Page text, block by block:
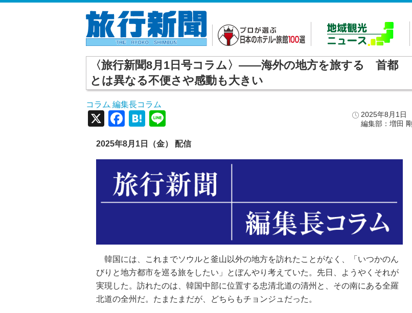
〈旅行新聞8月1日号コラム〉――海外の地方を旅する 首都
とは異なる不便さや感動も大きい
コラム ,編集長コラム
2025年8月1日
編集部：増田 剛
X Facebook
Hatena
2025年8月1日（金） 配信
韓国には、これまでソウルと釜山以外の地方を訪れたことがなく、「いつかのん
びりと地方都市を巡る旅をしたい」とぼんやり考えていた。先日、ようやくそれが
実現した。訪れたのは、韓国中部に位置する忠清北道の清州と、その南にある全羅
北道の全州だ。たまたまだが、どちらもチョンジュだった。